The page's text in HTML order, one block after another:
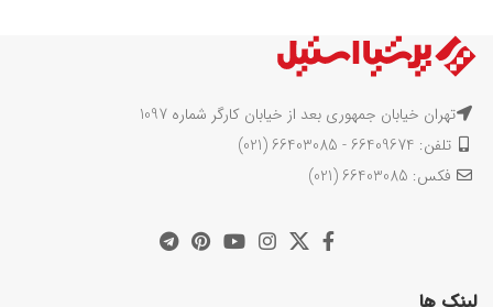
تهران خیابان جمهوری بعد از خیابان کارگر شماره 1097
تلفن: 66409674 - 66403085 (021)
فکس: 66403085 (021)